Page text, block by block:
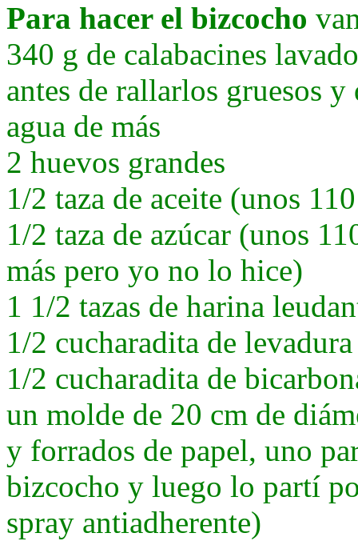
Para hacer el bizcocho
340 g de calabacines
antes de rallarlos gruesos
agua de más
2 huevos grandes
1/2 taza de aceite (unos
1/2 taza de azúcar (unos
más pero yo no lo hice)
1 1/2 tazas de harina
1/2 cucharadita de levadura
1/2 cucharadita de
un molde de 20 cm de
y forrados de papel, uno
bizcocho y luego lo partí
spray antiadherente)